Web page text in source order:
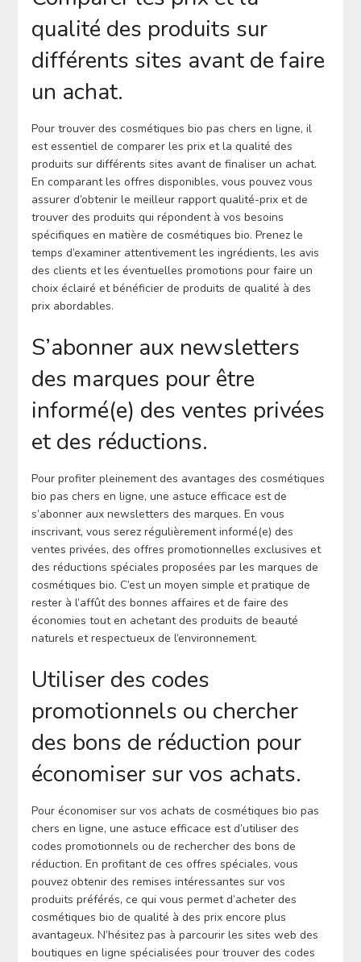
qualité des produits sur
différents sites avant de faire
un achat.
Pour trouver des cosmétiques bio pas chers en ligne, il
est essentiel de comparer les prix et la qualité des
produits sur différents sites avant de finaliser un achat.
En comparant les offres disponibles, vous pouvez vous
assurer d’obtenir le meilleur rapport qualité-prix et de
trouver des produits qui répondent à vos besoins
spécifiques en matière de cosmétiques bio. Prenez le
temps d’examiner attentivement les ingrédients, les avis
des clients et les éventuelles promotions pour faire un
choix éclairé et bénéficier de produits de qualité à des
prix abordables.
S’abonner aux newsletters
des marques pour être
informé(e) des ventes privées
et des réductions.
Pour profiter pleinement des avantages des cosmétiques
bio pas chers en ligne, une astuce efficace est de
s’abonner aux newsletters des marques. En vous
inscrivant, vous serez régulièrement informé(e) des
ventes privées, des offres promotionnelles exclusives et
des réductions spéciales proposées par les marques de
cosmétiques bio. C’est un moyen simple et pratique de
rester à l’affût des bonnes affaires et de faire des
économies tout en achetant des produits de beauté
naturels et respectueux de l’environnement.
Utiliser des codes
promotionnels ou chercher
des bons de réduction pour
économiser sur vos achats.
Pour économiser sur vos achats de cosmétiques bio pas
chers en ligne, une astuce efficace est d’utiliser des
codes promotionnels ou de rechercher des bons de
réduction. En profitant de ces offres spéciales, vous
pouvez obtenir des remises intéressantes sur vos
produits préférés, ce qui vous permet d’acheter des
cosmétiques bio de qualité à des prix encore plus
avantageux. N’hésitez pas à parcourir les sites web des
boutiques en ligne spécialisées pour trouver des codes